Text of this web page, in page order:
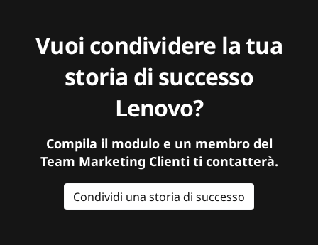
Vuoi condividere la tua
storia di successo
Lenovo?
Compila il modulo e un membro del
Team Marketing Clienti ti contatterà.
Condividi una storia di successo